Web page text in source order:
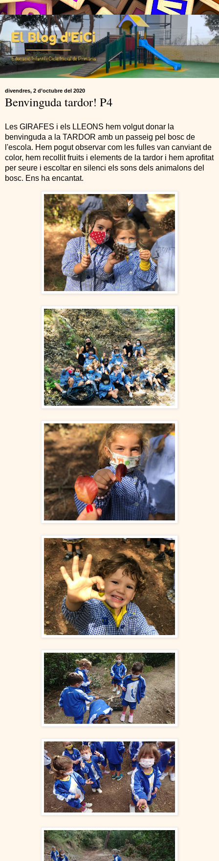
divendres, 2 d’octubre del 2020
Benvinguda tardor! P4
Les GIRAFES i els LLEONS hem volgut donar la
benvinguda a la TARDOR amb un passeig pel bosc de
l'escola. Hem pogut observar com les fulles van canviant de
color, hem recollit fruits i elements de la tardor i hem aprofitat
per seure i escoltar en silenci els sons dels animalons del
bosc. Ens ha encantat.